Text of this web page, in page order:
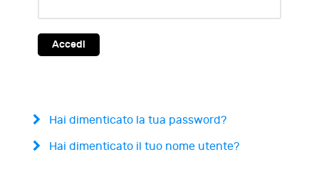
Accedi
Hai dimenticato la tua password?
Hai dimenticato il tuo nome utente?